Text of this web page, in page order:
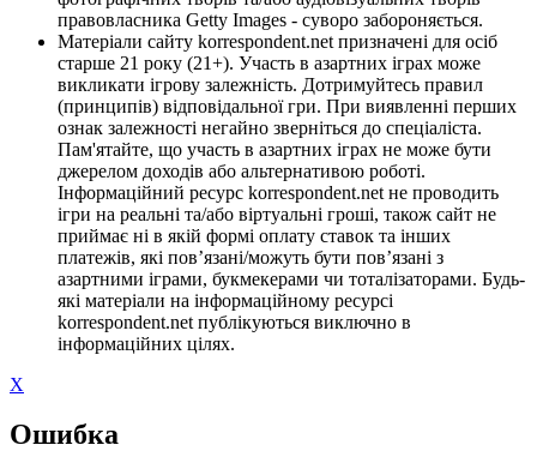
правовласника Getty Images - суворо забороняється.
Матеріали сайту korrespondent.net призначені для осіб
старше 21 року (21+). Участь в азартних іграх може
викликати ігрову залежність. Дотримуйтесь правил
(принципів) відповідальної гри. При виявленні перших
ознак залежності негайно зверніться до спеціаліста.
Пам'ятайте, що участь в азартних іграх не може бути
джерелом доходів або альтернативою роботі.
Інформаційний ресурс korrespondent.net не проводить
ігри на реальні та/або віртуальні гроші, також сайт не
приймає ні в якій формі оплату ставок та інших
платежів, які пов’язані/можуть бути пов’язані з
азартними іграми, букмекерами чи тоталізаторами. Будь-
які матеріали на інформаційному ресурсі
korrespondent.net публікуються виключно в
інформаційних цілях.
X
Ошибка